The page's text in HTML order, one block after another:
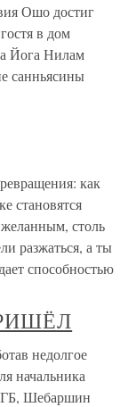
Ошо достиг
в дом
Йога Нилам
санньясины
как
становятся
столь
разжаться, а ты
способностью
недолгое
начальника
Шебаршин